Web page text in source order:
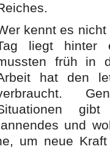
kennt es
liegt
früh in
hat den
und
um neue